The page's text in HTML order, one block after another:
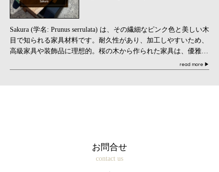
Sakura (学名: Prunus serrulata) は、その繊細なピンク色と美しい木
目で知られる家具材料です。耐久性があり、加工しやすいため、
高級家具や装飾品に理想的。桜の木から作られた家具は、優雅さ
read more ▶
お問合せ
contact us